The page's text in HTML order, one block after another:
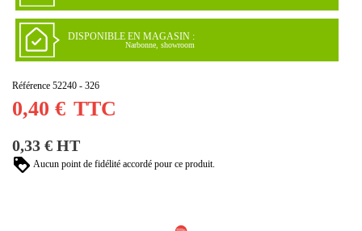
DISPONIBLE EN MAGASIN :
Narbonne, showroom
Référence 52240 - 326
0,40 € TTC
0,33 € HT
Aucun point de fidélité accordé pour ce produit.